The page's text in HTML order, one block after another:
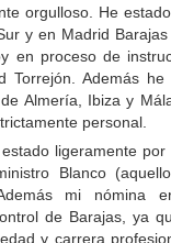
orgulloso. He
y en Madrid
en proceso de
Además he
Almería, Ibiza y
personal.
ligeramente por
Blanco
mi nómina
de Barajas, ya
y carrera